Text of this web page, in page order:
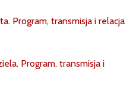
Program, transmisja i relacja
Program, transmisja i